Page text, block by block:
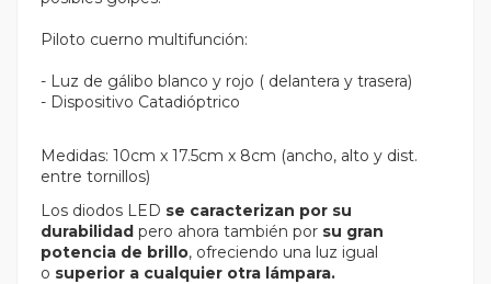
Piloto cuerno multifunción:
- Luz de gálibo blanco y rojo ( delantera y trasera)
- Dispositivo Catadióptrico
Medidas: 10cm x 17.5cm x 8cm (ancho, alto y dist.
entre tornillos)
Los diodos LED se caracterizan por su
durabilidad pero ahora también por su gran
potencia de brillo, ofreciendo una luz igual
o superior a cualquier otra lámpara.